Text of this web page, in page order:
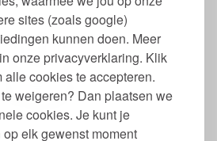
sites (zoals google)
kunnen doen. Meer
onze privacyverklaring. Klik
cookies te accepteren.
weigeren? Dan plaatsen we
cookies. Je kunt je
elk gewenst moment